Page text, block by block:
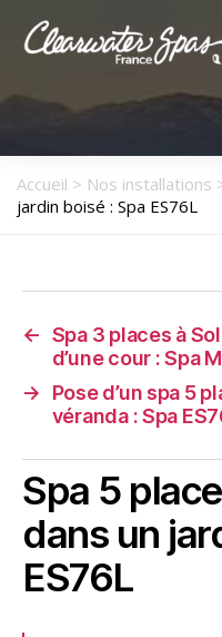
Spas
Accueil > Nos installations
jardin boisé : Spa ES76L
← Spa 3 places à
d’une cour : Spa
→
Pose d’un spa 5
véranda : Spa
Spa 5
dans un
ES76L